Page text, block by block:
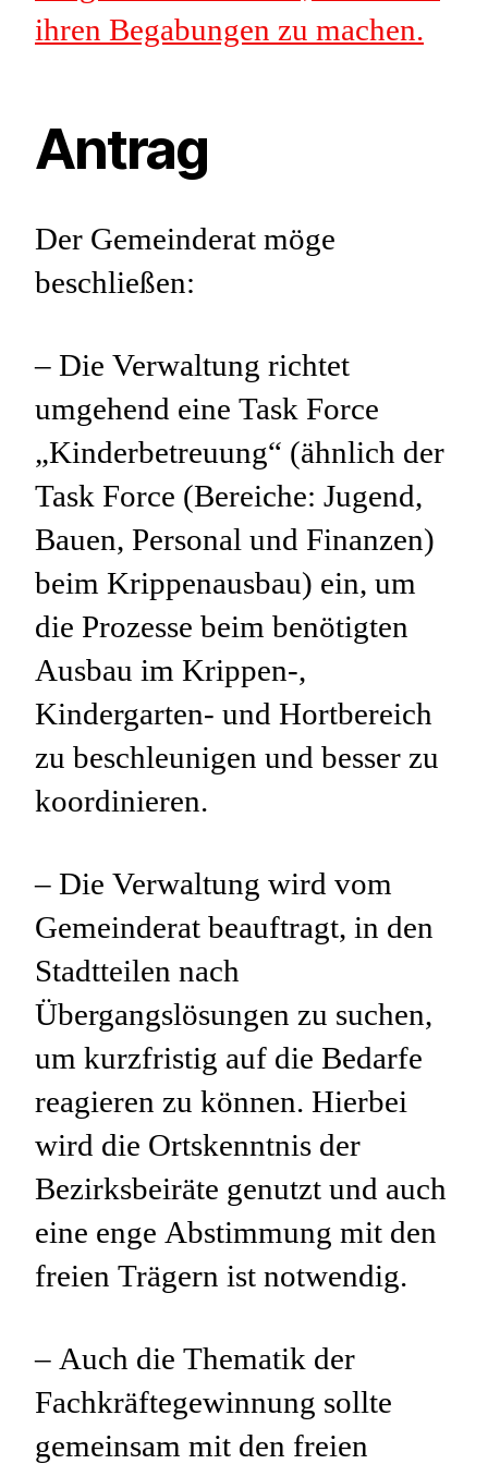
ihren Begabungen zu machen.
Antrag
Der Gemeinderat möge
beschließen:
– Die Verwaltung richtet
umgehend eine Task Force
„Kinderbetreuung“ (ähnlich der
Task Force (Bereiche: Jugend,
Bauen, Personal und Finanzen)
beim Krippenausbau) ein, um
die Prozesse beim benötigten
Ausbau im Krippen-,
Kindergarten- und Hortbereich
zu beschleunigen und besser zu
koordinieren.
– Die Verwaltung wird vom
Gemeinderat beauftragt, in den
Stadtteilen nach
Übergangslösungen zu suchen,
um kurzfristig auf die Bedarfe
reagieren zu können. Hierbei
wird die Ortskenntnis der
Bezirksbeiräte genutzt und auch
eine enge Abstimmung mit den
freien Trägern ist notwendig.
– Auch die Thematik der
Fachkräftegewinnung sollte
gemeinsam mit den freien